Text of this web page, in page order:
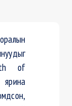
of